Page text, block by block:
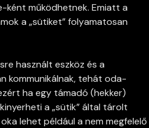
ként működhetnek. Emiatt a
a „sütiket” folyamatosan
használt eszköz és a
kommunikálnak, tehát oda-
ha egy támadó (hekker)
a „sütik” által tárolt
lehet például a nem megfelelő